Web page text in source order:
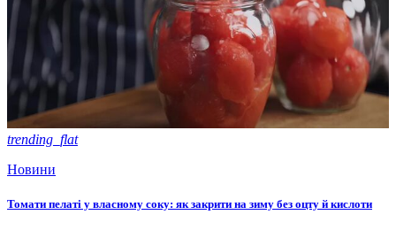
trending_flat
Новини
Томати пелаті у власному соку: як закрити на зиму без оцту й кислоти